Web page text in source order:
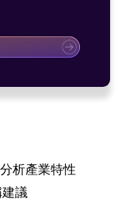
析產業特性
議